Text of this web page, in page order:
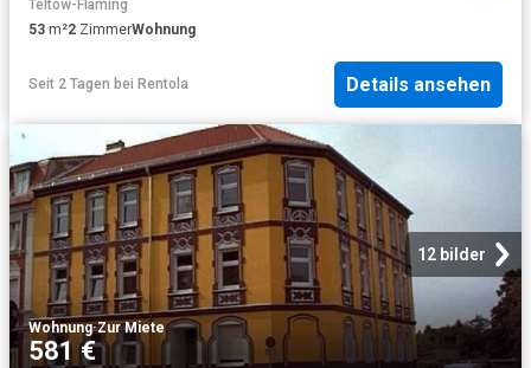
Teltow-Fläming
53 m²2 ZimmerWohnung
Seit 2 Tagen bei Rentola Details ansehen
12 bilder
Wohnung·Zur Miete
581 €